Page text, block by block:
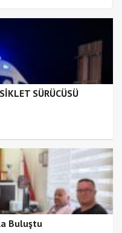
SÜRÜCÜSÜ
Buluştu